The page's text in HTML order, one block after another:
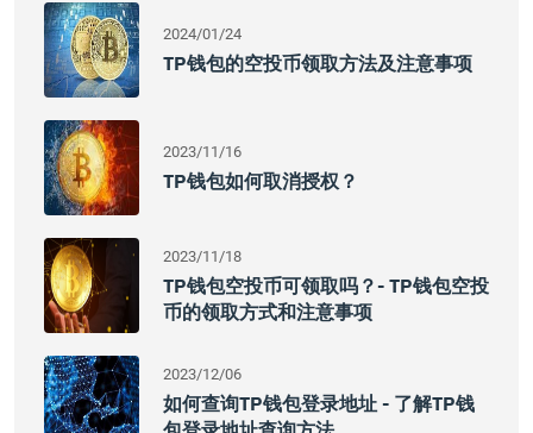
2024/01/24
TP钱包的空投币领取方法及注意事项
2023/11/16
TP钱包如何取消授权？
2023/11/18
TP钱包空投币可领取吗？- TP钱包空投
币的领取方式和注意事项
2023/12/06
如何查询TP钱包登录地址 - 了解TP钱